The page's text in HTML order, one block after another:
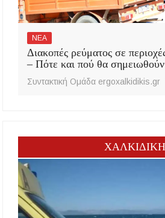
ΝΕΑ
Διακοπές ρεύματος σε
– Πότε και πού θα σημειωθούν
Συντακτική Ομάδα ergoxalkidikis.gr
ΧΑΛΚΙΔΙΚΗ